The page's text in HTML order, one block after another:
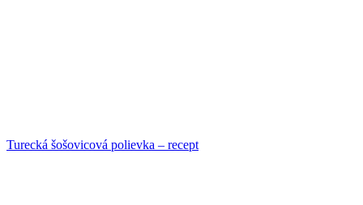
Turecká šošovicová polievka – recept